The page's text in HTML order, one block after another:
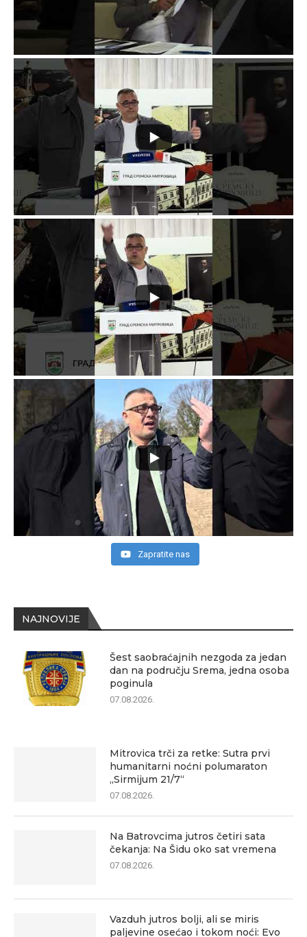
NAJNOVIJE
Šest saobraćajnih nezgoda za jedan
dan na području Srema, jedna osoba
poginula
07.08.2026.
Mitrovica trči za retke: Sutra prvi
humanitarni noćni polumaraton
„Sirmijum 21/7“
07.08.2026.
Na Batrovcima jutros četiri sata
čekanja: Na Šidu oko sat vremena
07.08.2026.
Vazduh jutros bolji, ali se miris
paljevine osećao i tokom noći: Evo
Zapratite nas